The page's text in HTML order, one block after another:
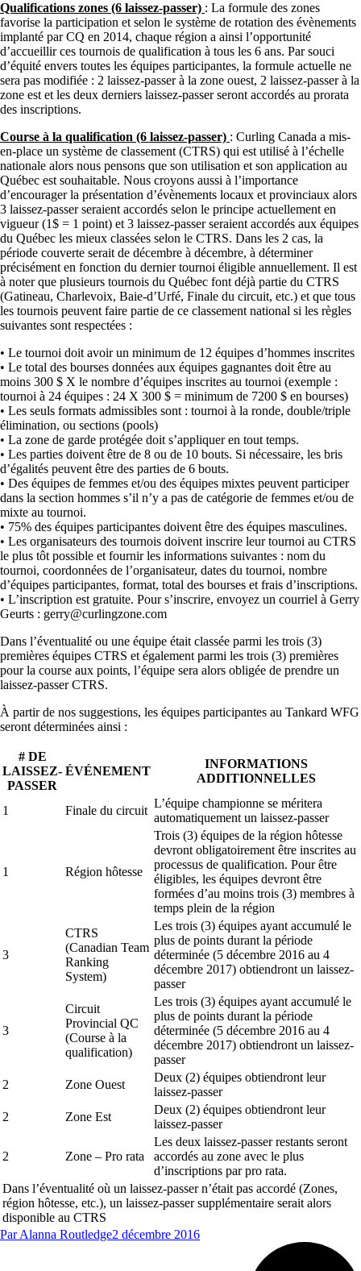
Qualifications zones (6 laissez-passer) : La formule des zones
favorise la participation et selon le système de rotation des évènements
implanté par CQ en 2014, chaque région a ainsi l’opportunité
d’accueillir ces tournois de qualification à tous les 6 ans. Par souci
d’équité envers toutes les équipes participantes, la formule actuelle ne
sera pas modifiée : 2 laissez-passer à la zone ouest, 2 laissez-passer à la
zone est et les deux derniers laissez-passer seront accordés au prorata
des inscriptions.
Course à la qualification (6 laissez-passer) : Curling Canada a mis-
en-place un système de classement (CTRS) qui est utilisé à l’échelle
nationale alors nous pensons que son utilisation et son application au
Québec est souhaitable. Nous croyons aussi à l’importance
d’encourager la présentation d’évènements locaux et provinciaux alors
3 laissez-passer seraient accordés selon le principe actuellement en
vigueur (1$ = 1 point) et 3 laissez-passer seraient accordés aux équipes
du Québec les mieux classées selon le CTRS. Dans les 2 cas, la
période couverte serait de décembre à décembre, à déterminer
précisément en fonction du dernier tournoi éligible annuellement. Il est
à noter que plusieurs tournois du Québec font déjà partie du CTRS
(Gatineau, Charlevoix, Baie-d’Urfé, Finale du circuit, etc.) et que tous
les tournois peuvent faire partie de ce classement national si les règles
suivantes sont respectées :
• Le tournoi doit avoir un minimum de 12 équipes d’hommes inscrites
• Le total des bourses données aux équipes gagnantes doit être au
moins 300 $ X le nombre d’équipes inscrites au tournoi (exemple :
tournoi à 24 équipes : 24 X 300 $ = minimum de 7200 $ en bourses)
• Les seuls formats admissibles sont : tournoi à la ronde, double/triple
élimination, ou sections (pools)
• La zone de garde protégée doit s’appliquer en tout temps.
• Les parties doivent être de 8 ou de 10 bouts. Si nécessaire, les bris
d’égalités peuvent être des parties de 6 bouts.
• Des équipes de femmes et/ou des équipes mixtes peuvent participer
dans la section hommes s’il n’y a pas de catégorie de femmes et/ou de
mixte au tournoi.
• 75% des équipes participantes doivent être des équipes masculines.
• Les organisateurs des tournois doivent inscrire leur tournoi au CTRS
le plus tôt possible et fournir les informations suivantes : nom du
tournoi, coordonnées de l’organisateur, dates du tournoi, nombre
d’équipes participantes, format, total des bourses et frais d’inscriptions.
• L’inscription est gratuite. Pour s’inscrire, envoyez un courriel à Gerry
Geurts : gerry@curlingzone.com
Dans l’éventualité ou une équipe était classée parmi les trois (3)
premières équipes CTRS et également parmi les trois (3) premières
pour la course aux points, l’équipe sera alors obligée de prendre un
laissez-passer CTRS.
À partir de nos suggestions, les équipes participantes au Tankard WFG
seront déterminées ainsi :
# DE
LAISSEZ-
PASSER
ÉVÉNEMENT
INFORMATIONS
ADDITIONNELLES
1 Finale du circuit
L’équipe championne se méritera
automatiquement un laissez-passer
1 Région hôtesse
Trois (3) équipes de la région hôtesse
devront obligatoirement être inscrites au
processus de qualification. Pour être
éligibles, les équipes devront être
formées d’au moins trois (3) membres à
temps plein de la région
3
CTRS
(Canadian Team
Ranking
System)
Les trois (3) équipes ayant accumulé le
plus de points durant la période
déterminée (5 décembre 2016 au 4
décembre 2017) obtiendront un laissez-
passer
3
Circuit
Provincial QC
(Course à la
qualification)
Les trois (3) équipes ayant accumulé le
plus de points durant la période
déterminée (5 décembre 2016 au 4
décembre 2017) obtiendront un laissez-
passer
2
Zone Ouest
Deux (2) équipes obtiendront leur
laissez-passer
2
Zone Est
Deux (2) équipes obtiendront leur
laissez-passer
2 Zone – Pro rata
Les deux laissez-passer restants seront
accordés au zone avec le plus
d’inscriptions par pro rata.
Dans l’éventualité où un laissez-passer n’était pas accordé (Zones,
région hôtesse, etc.), un laissez-passer supplémentaire serait alors
disponible au CTRS
ParAlanna Routledge2 décembre 2016